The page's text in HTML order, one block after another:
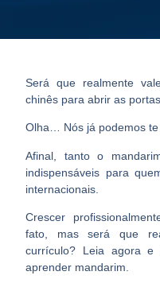
Será que realmente
chinês para abrir as
Olha… Nós já podemos
Afinal, tanto o
indispensáveis para
internacionais.
Crescer
fato, mas será que
currículo? Leia agora
aprender mandarim